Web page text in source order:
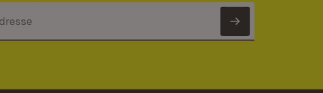
Newsletter